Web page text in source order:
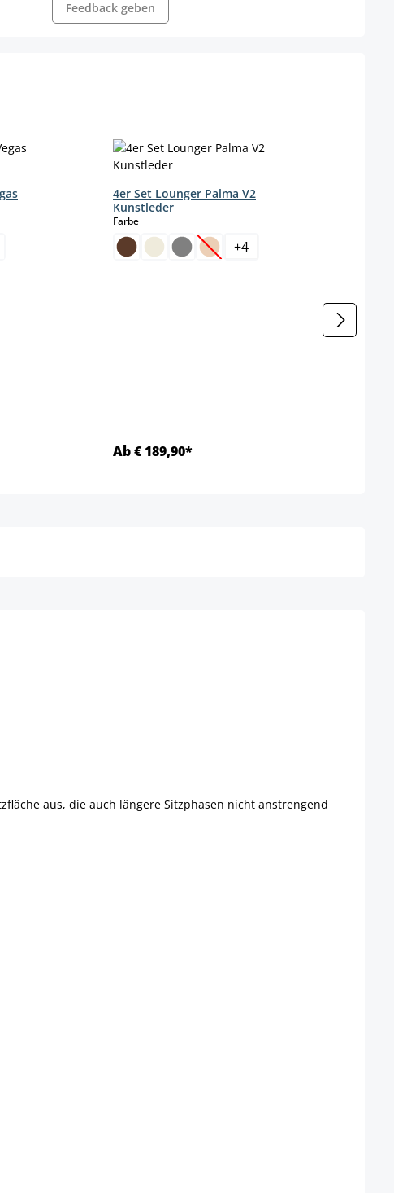
Feedback geben
verfügbar.)
nicht verfügbar.)
4er Set Lounger Palma V2
Kunstleder
Farbeauswählen
(Diese Option ist zurzeit nicht
+4
Ab € 189,90*
aus, die auch längere Sitzphasen nicht anstrengend